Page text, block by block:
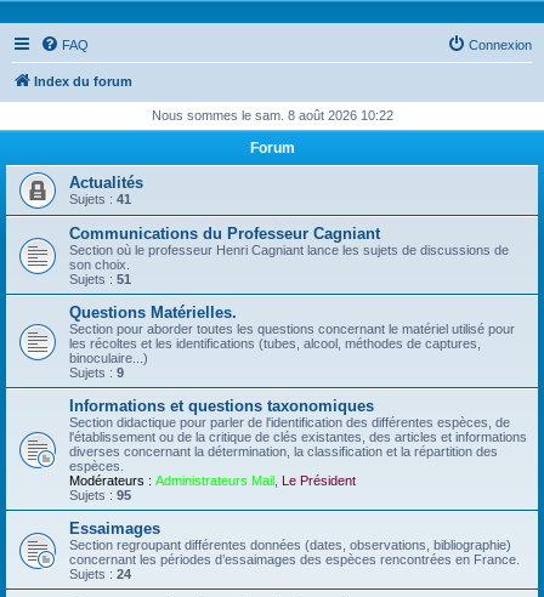
FAQ Connexion
Index du forum
Nous sommes le sam. 8 août 2026 10:22
Forum
Actualités
Sujets : 41
Communications du Professeur Cagniant
Section où le professeur Henri Cagniant lance les sujets de discussions de
son choix.
Sujets : 51
Questions Matérielles.
Section pour aborder toutes les questions concernant le matériel utilisé pour
les récoltes et les identifications (tubes, alcool, méthodes de captures,
binoculaire...)
Sujets : 9
Informations et questions taxonomiques
Section didactique pour parler de l'identification des différentes espèces, de
l'établissement ou de la critique de clés existantes, des articles et informations
diverses concernant la détermination, la classification et la répartition des
espèces.
Modérateurs : Administrateurs Mail Le Président
Sujets : 95
Essaimages
Section regroupant différentes données (dates, observations, bibliographie)
concernant les périodes d’essaimages des espèces rencontrées en France.
Sujets : 24